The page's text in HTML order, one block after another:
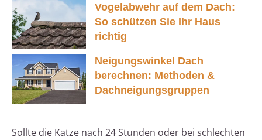
Vogelabwehr auf dem Dach:
So schützen Sie Ihr Haus
richtig
Neigungswinkel Dach
berechnen: Methoden &
Dachneigungsgruppen
Sollte die Katze nach 24 Stunden oder bei schlechten